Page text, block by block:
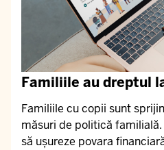
Familiile au dreptul
Familiile cu copii sunt
măsuri de politică
să ușureze povara